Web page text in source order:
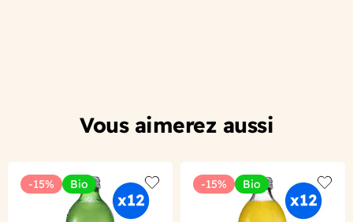
Vous aimerez aussi
-15% Bio
Add to wishlist
-15% Bio
Add